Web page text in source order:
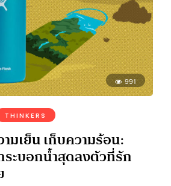
991
THINKERS
มเย็น เก็บความร้อน:
ะบอกน้ำสุดลงตัวที่รัก